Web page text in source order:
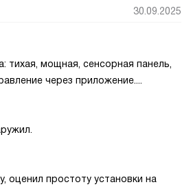
30.09.2025
тихая, мощная, сенсорная панель,
через приложение....
оценил простоту установки на